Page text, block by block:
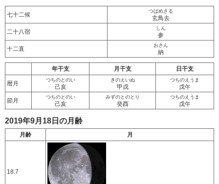
七十二候
つばめさる
玄鳥去
二十八宿
しん
参
十二直
おさん
納
年干支 月干支 日干支
暦月
つちのとのい
己亥
きのえいぬ
甲戌
つちのえうま
戊午
節月
つちのとのい
己亥
みずのとのとり
癸酉
つちのえうま
戊午
2019年9月18日の月齢
月齢 月
18.7